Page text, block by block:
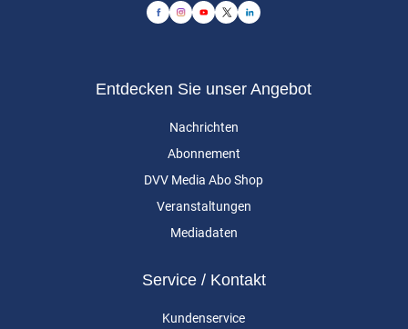
Entdecken Sie unser Angebot
Nachrichten
Abonnement
DVV Media Abo Shop
Veranstaltungen
Mediadaten
Service / Kontakt
Kundenservice